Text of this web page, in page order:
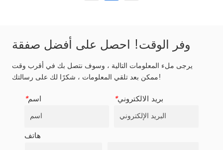
وفر الوقت! احصل على أفضل صفقة
يرجى ملء المعلومات التالية ، وسوف نتصل بك في أقرب وقت
ممكن بعد تلقي المعلومات ، شكرًا لك على رسالتك!
*اسم *بريد الالكتروني
هاتف